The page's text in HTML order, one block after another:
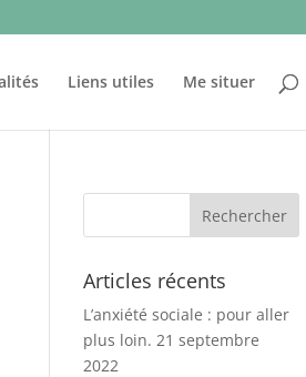
Liens utiles Me situer
Articles récents
L’anxiété sociale : pour aller
plus loin. 21 septembre
2022